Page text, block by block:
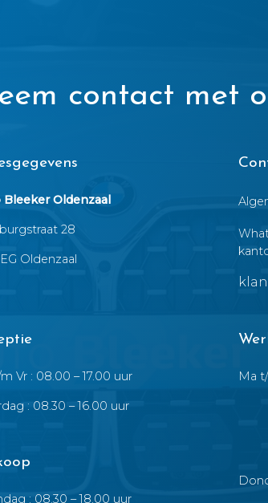
contact met
Oldenzaal
28
Oldenzaal
Vr : 08.00 – 17.00 uur
: 08.30 – 16.00 uur
Ma
: 08.30 – 18.00 uur